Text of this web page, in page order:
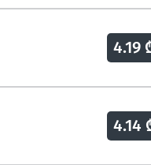
4.19
4.14